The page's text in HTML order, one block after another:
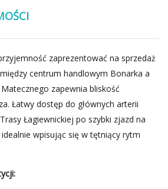
zaprezentować na sprzedaż
centrum handlowym Bonarka a
zapewnia bliskość
Łatwy dostęp do głównych arterii
Łagiewnickiej po szybki zjazd na
wpisując się w tętniący rytm